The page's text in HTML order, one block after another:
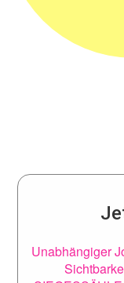
Unabhängiger